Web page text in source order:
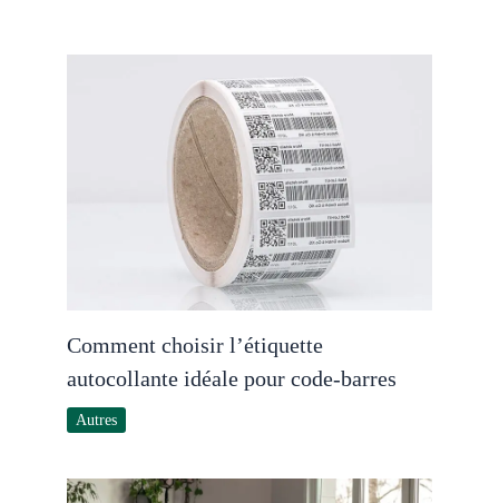
Comment choisir l’étiquette
autocollante idéale pour code-barres
Autres